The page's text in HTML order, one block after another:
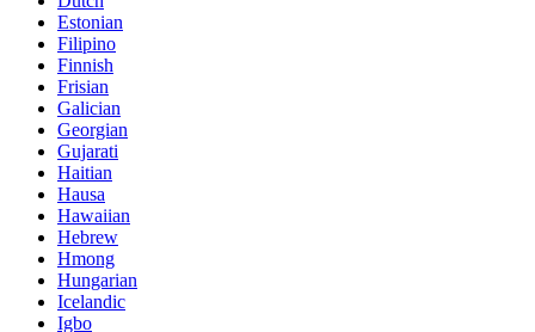
Estonian
Filipino
Finnish
Frisian
Galician
Georgian
Gujarati
Haitian
Hausa
Hawaiian
Hebrew
Hmong
Hungarian
Icelandic
Igbo